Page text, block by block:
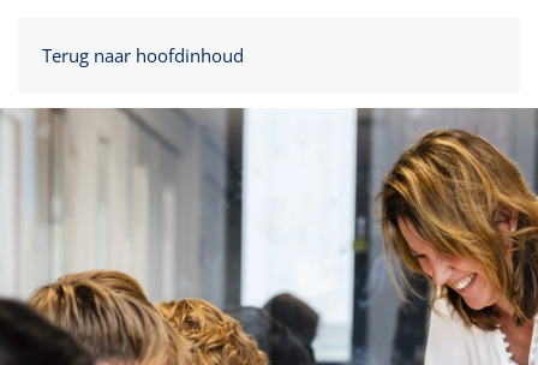
Terug naar hoofdinhoud